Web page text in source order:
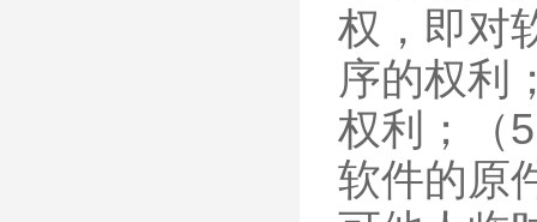
权，即对
序的权利
权利；（
软件的原